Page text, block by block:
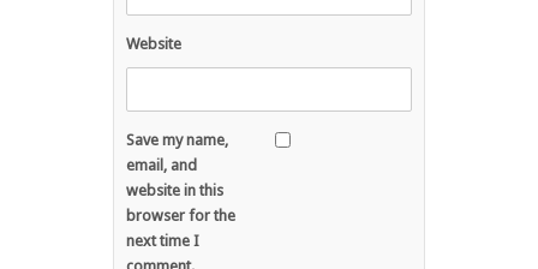
Website
Save my name,
email, and
website in this
browser for the
next time I